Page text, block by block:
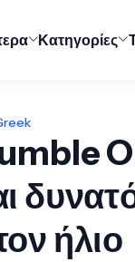
Κατηγορίες
ήλιο